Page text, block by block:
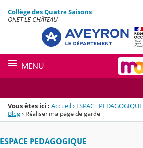
Menu de la rubrique
Contenu
Collège des Quatre Saisons
ONET-LE-CHÂTEAU
MENU
Vous êtes ici : Accueil› ESPACE PEDAGOGIQUE
Blog› Réaliser ma page de garde
ESPACE PEDAGOGIQUE